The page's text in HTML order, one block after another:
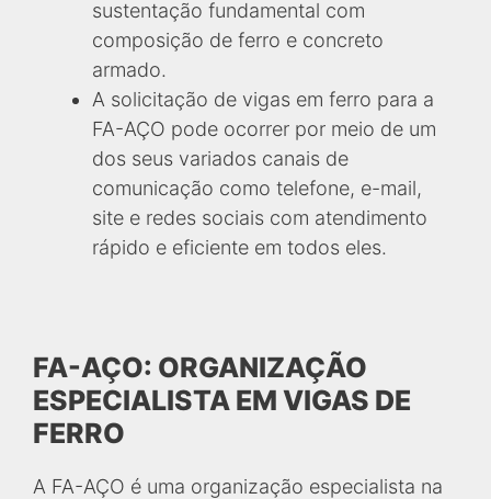
sustentação fundamental com
composição de ferro e concreto
armado.
A solicitação de vigas em ferro para a
FA-AÇO pode ocorrer por meio de um
dos seus variados canais de
comunicação como telefone, e-mail,
site e redes sociais com atendimento
rápido e eficiente em todos eles.
FA-AÇO: ORGANIZAÇÃO
ESPECIALISTA EM VIGAS DE
FERRO
A FA-AÇO é uma organização especialista na